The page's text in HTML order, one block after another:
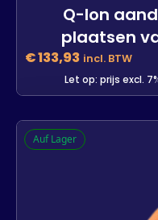
Q-lon
plaatsen
€133,93 incl. BTW
Let op: prijs excl.
Q-lon
plaatsen
Auf Lager